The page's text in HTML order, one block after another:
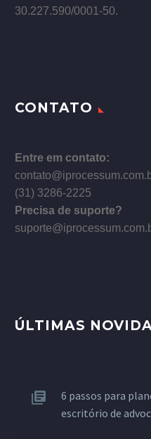
30.227.590/0001­-50.
CONTATO
Entre em contato:
(31) 3286-2225
Precisa de suporte?
ÚLTIMAS
6 passos para
escritório de